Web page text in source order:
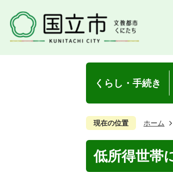
くらし・手続き
現在の位置 ホーム
低所得世帯